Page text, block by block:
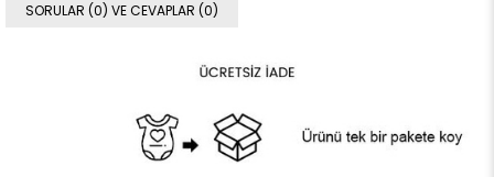
SORULAR (0) VE CEVAPLAR (0)